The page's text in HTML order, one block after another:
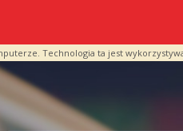
Technologia ta jest